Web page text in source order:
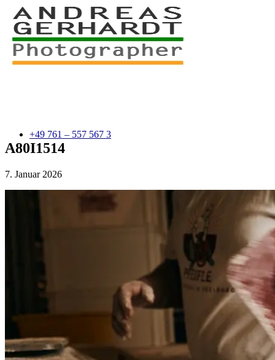
+49 761 – 557 567 3
A80I1514
7. Januar 2026